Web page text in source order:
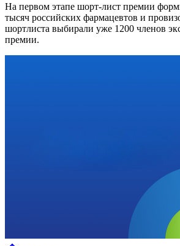
На первом этапе шорт-лист премии
тысяч российских фармацевтов и
шортлиста выбирали уже 1200 членов
премии.